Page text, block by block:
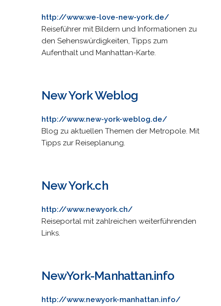
http://www.we-love-new-york.de/
Reiseführer mit Bildern und Informationen zu
den Sehenswürdigkeiten, Tipps zum
Aufenthalt und Manhattan-Karte.
New York Weblog
http://www.new-york-weblog.de/
Blog zu aktuellen Themen der Metropole. Mit
Tipps zur Reiseplanung.
New York.ch
http://www.newyork.ch/
Reiseportal mit zahlreichen weiterführenden
Links.
NewYork-Manhattan.info
http://www.newyork-manhattan.info/